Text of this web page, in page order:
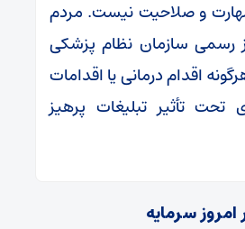
و صلاحیت نیست. مردم
رسمی سازمان نظام پزشکی
اقدام درمانی یا اقدامات
تحت تأثیر تبلیغات پرهیز
امروز سرمایه